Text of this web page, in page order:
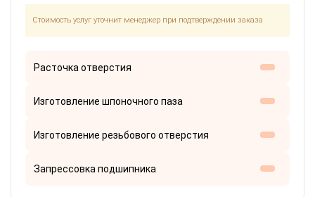
Стоимость услуг уточнит менеджер при подтверждении заказа
Расточка отверстия
Изготовление шпоночного паза
Изготовление резьбового отверстия
Запрессовка подшипника